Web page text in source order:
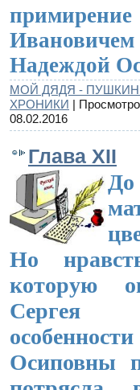
Надеждой
МОЙ ДЯДЯ -
ХРОНИКИ |
08.02.2016
Глава XII
Но
которую
Сергея
Осиповны